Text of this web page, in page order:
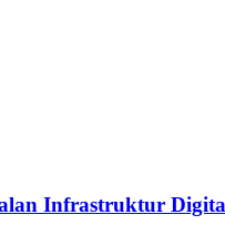
Infrastruktur